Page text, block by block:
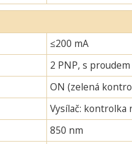
≤200 mA
2 PNP, s
ON (zelená
Vysílač: kontrolka
850 nm